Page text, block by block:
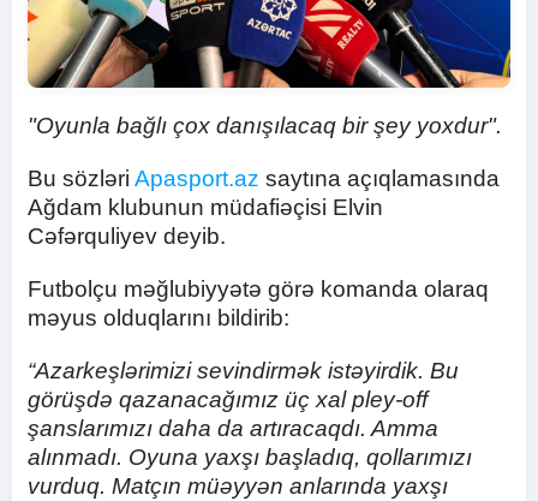
"Oyunla bağlı çox danışılacaq bir şey yoxdur".
Bu sözləri Apasport.az saytına açıqlamasında
Ağdam klubunun müdafiəçisi Elvin
Cəfərquliyev deyib.
Futbolçu məğlubiyyətə görə komanda olaraq
məyus olduqlarını bildirib:
“Azarkeşlərimizi sevindirmək istəyirdik. Bu
görüşdə qazanacağımız üç xal pley-off
şanslarımızı daha da artıracaqdı. Amma
alınmadı. Oyuna yaxşı başladıq, qollarımızı
vurduq. Matçın müəyyən anlarında yaxşı